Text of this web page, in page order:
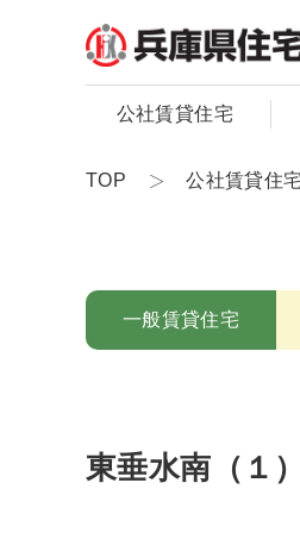
公社賃貸住宅
TOP 公社賃貸住宅
一般賃貸住宅
東垂水南（１